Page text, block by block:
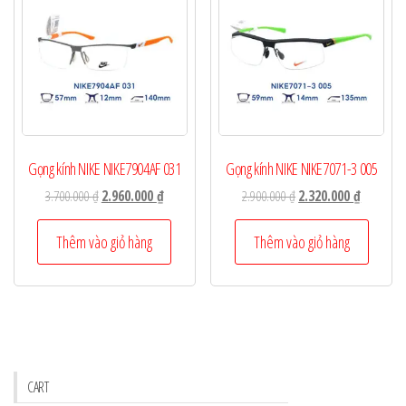
Gọng kính NIKE NIKE7904AF 031
3.700.000₫Giá
gốc
là:
3.700.000 ₫.
2.960.000₫Giá
hiện
là:
2.960.000 ₫.
Thêm vào giỏ hàng
Gọng kính NIKE NIKE7071-3 005
2.900.000₫Giá
gốc
là:
2.900.000 ₫.
2.320.000₫Giá
hiện
là:
Thêm vào giỏ hàng
CART